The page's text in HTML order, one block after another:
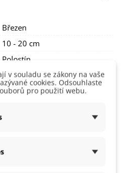
přibližně 1–2 týdny
neměla klesnout
polostinné s
pravidelnou
Březen
10 - 20 cm
Polostín
Červená
v souladu se zákony na vaše
cookies. Odsouhlaste
pro použití webu.